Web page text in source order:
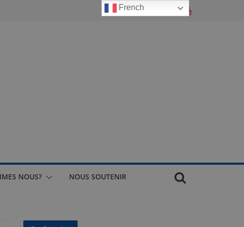
NOUS? NOUS SOUTENIR
French